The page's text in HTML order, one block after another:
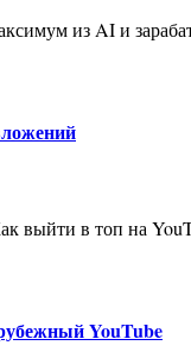
из AI и
выйти в топ на
YouTube